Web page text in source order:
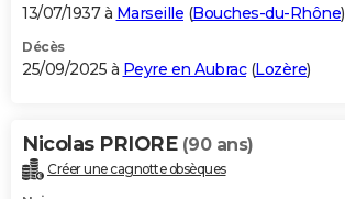
13/07/1937 à Marseille (Bouches-du-Rhône)
Décès
25/09/2025 à Peyre en Aubrac(Lozère)
Nicolas PRIORE (90 ans)
Créer une cagnotte obsèques